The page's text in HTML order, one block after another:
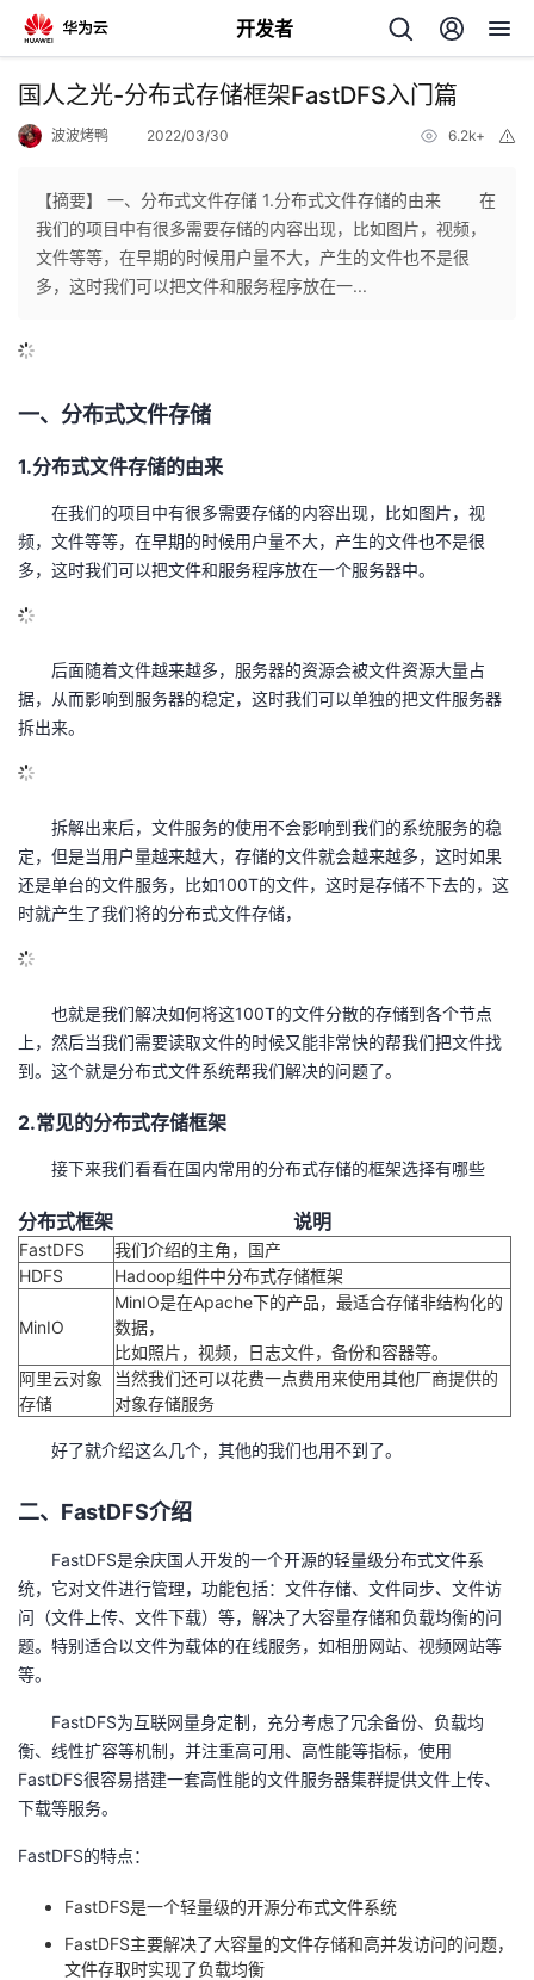
开发者
返
个
人
页
我
开
者
的
我
坛
圈
子
的
直
我
的
动
我
关
的
发
学
的
课
我
的
证
我
实
的
我
Programs
的
持
技
术
持
的
云
建
国人之光-分布式存储框架FastDFS入门篇
波波烤鸭 2022/03/30 6.2k+
【摘要】 一、分布式文件存储 1.分布式文件存储的由来 在
我们的项目中有很多需要存储的内容出现，比如图片，视频，
文件等等，在早期的时候用户量不大，产生的文件也不是很
多，这时我们可以把文件和服务程序放在一...
一、分布式文件存储
1.分布式文件存储的由来
在我们的项目中有很多需要存储的内容出现，比如图片，视
频，文件等等，在早期的时候用户量不大，产生的文件也不是很
多，这时我们可以把文件和服务程序放在一个服务器中。
后面随着文件越来越多，服务器的资源会被文件资源大量占
据，从而影响到服务器的稳定，这时我们可以单独的把文件服务器
拆出来。
拆解出来后，文件服务的使用不会影响到我们的系统服务的稳
定，但是当用户量越来越大，存储的文件就会越来越多，这时如果
还是单台的文件服务，比如100T的文件，这时是存储不下去的，这
时就产生了我们将的分布式文件存储，
也就是我们解决如何将这100T的文件分散的存储到各个节点
上，然后当我们需要读取文件的时候又能非常快的帮我们把文件找
到。这个就是分布式文件系统帮我们解决的问题了。
2.常见的分布式存储框架
接下来我们看看在国内常用的分布式存储的框架选择有哪些
分布式框架 说明
FastDFS
我们介绍的主角，国产
HDFS
Hadoop组件中分布式存储框架
MinIO
MinIO是在Apache下的产品，最适合存储非结构化的
数据，
比如照片，视频，日志文件，备份和容器等。
阿里云对象
存储
当然我们还可以花费一点费用来使用其他厂商提供的
对象存储服务
好了就介绍这么几个，其他的我们也用不到了。
二、FastDFS介绍
FastDFS是余庆国人开发的一个开源的轻量级分布式文件系
统，它对文件进行管理，功能包括：文件存储、文件同步、文件访
问（文件上传、文件下载）等，解决了大容量存储和负载均衡的问
题。特别适合以文件为载体的在线服务，如相册网站、视频网站等
等。
FastDFS为互联网量身定制，充分考虑了冗余备份、负载均
衡、线性扩容等机制，并注重高可用、高性能等指标，使用
FastDFS很容易搭建一套高性能的文件服务器集群提供文件上传、
下载等服务。
FastDFS的特点：
FastDFS是一个轻量级的开源分布式文件系统
FastDFS主要解决了大容量的文件存储和高并发访问的问题，
文件存取时实现了负载均衡